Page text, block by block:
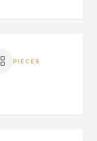
PIÈCES